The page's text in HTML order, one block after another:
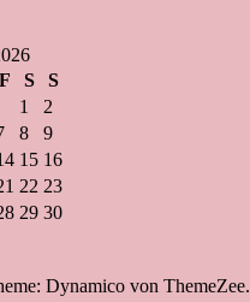
F S
S
1
2
8
9
15 16
22 23
29 30
Dynamico von ThemeZee.